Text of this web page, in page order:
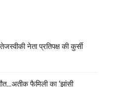
नेता प्रतिपक्ष की कुर्सी
फैमिली का ‘झांसी